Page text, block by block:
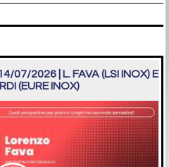
07/2026 | L. FAVA (LSI INOX) E
(EURE INOX)